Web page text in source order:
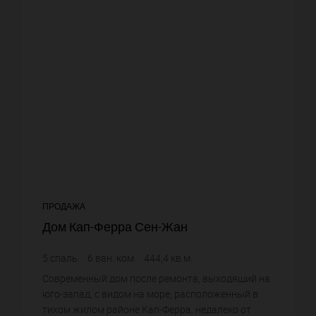
ПРОДАЖА
Дом Кап-Ферра Сен-Жан
5 спаль. 6 ван. ком. 444,4 кв.м.
кв.м. зем. уч. цена за кв.м.
Современный дом после ремонта, выходящий на
юго-запад, с видом на море, расположенный в
тихом жилом районе Кап-Ферра, недалеко от